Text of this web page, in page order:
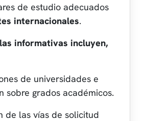
de estudio adecuados
internacionales.
informativas incluyen,
de universidades e
sobre grados académicos.
de las vías de solicitud